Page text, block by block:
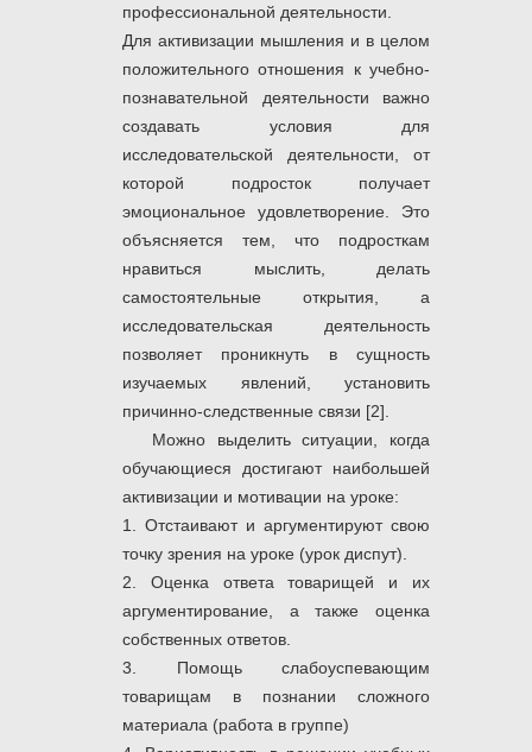
профессиональной деятельности.
Для активизации мышления и в целом
положительного отношения к учебно-
познавательной деятельности важно
создавать условия для
исследовательской деятельности, от
которой подросток получает
эмоциональное удовлетворение. Это
объясняется тем, что подросткам
нравиться мыслить, делать
самостоятельные открытия, а
исследовательская деятельность
позволяет проникнуть в сущность
изучаемых явлений, установить
причинно-следственные связи [2].
Можно выделить ситуации, когда
обучающиеся достигают наибольшей
активизации и мотивации на уроке:
1. Отстаивают и аргументируют свою
точку зрения на уроке (урок диспут).
2. Оценка ответа товарищей и их
аргументирование, а также оценка
собственных ответов.
3. Помощь слабоуспевающим
товарищам в познании сложного
материала (работа в группе)